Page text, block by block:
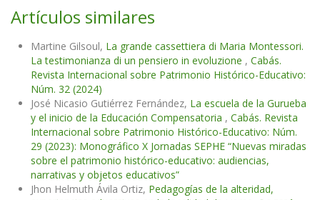
Artículos similares
Martine Gilsoul, La grande cassettiera di Maria Montessori.
La testimonianza di un pensiero in evoluzione , Cabás.
Revista Internacional sobre Patrimonio Histórico-Educativo:
Núm. 32 (2024)
José Nicasio Gutiérrez Fernández, La escuela de la Gurueba
y el inicio de la Educación Compensatoria , Cabás. Revista
Internacional sobre Patrimonio Histórico-Educativo: Núm.
29 (2023): Monográfico X Jornadas SEPHE “Nuevas miradas
sobre el patrimonio histórico-educativo: audiencias,
narrativas y objetos educativos”
Jhon Helmuth Ávila Ortiz, Pedagogías de la alteridad,